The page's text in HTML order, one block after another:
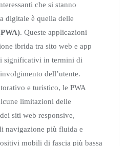
che si stanno
digitale è quella delle
. Queste applicazioni
ibrida tra sito web e app
significativi in termini di
dell’utente.
e turistico, le PWA
limitazioni delle
siti web responsive,
navigazione più fluida e
mobili di fascia più bassa